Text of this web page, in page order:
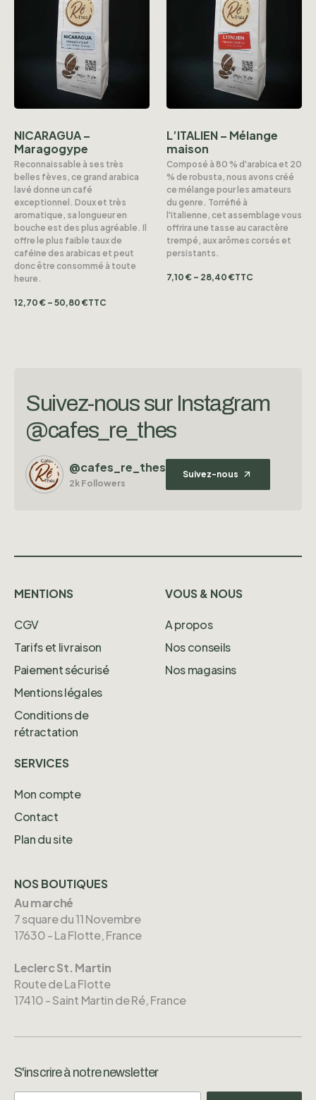
NICARAGUA –
Maragogype
Reconnaissable à ses très
belles fèves, ce grand arabica
lavé donne un café
exceptionnel. Doux et très
aromatique, sa longueur en
bouche est des plus agréable. Il
offre le plus faible taux de
caféine des arabicas et peut
donc être consommé à toute
heure.
12,70 € – 50,80 €TTC
L’ITALIEN – Mélange
maison
Composé à 80 % d'arabica et 20
% de robusta, nous avons créé
ce mélange pour les amateurs
du genre. Torréfié à
l'italienne, cet assemblage vous
offrira une tasse au caractère
trempé, aux arômes corsés et
persistants.
7,10 € – 28,40 €TTC
Suivez-nous sur Instagram
@cafes_re_thes
@cafes_re_thes
2k Followers
Suivez-nous
MENTIONS
CGV
Tarifs et livraison
Paiement sécurisé
Mentions légales
Conditions de
rétractation
VOUS & NOUS
A propos
Nos conseils
Nos magasins
SERVICES
Mon compte
Contact
Plan du site
NOS BOUTIQUES
Au marché
7 square du 11 Novembre
17630 - La Flotte, France
Leclerc St. Martin
Route de La Flotte
17410 - Saint Martin de Ré, France
S'inscrire à notre newsletter